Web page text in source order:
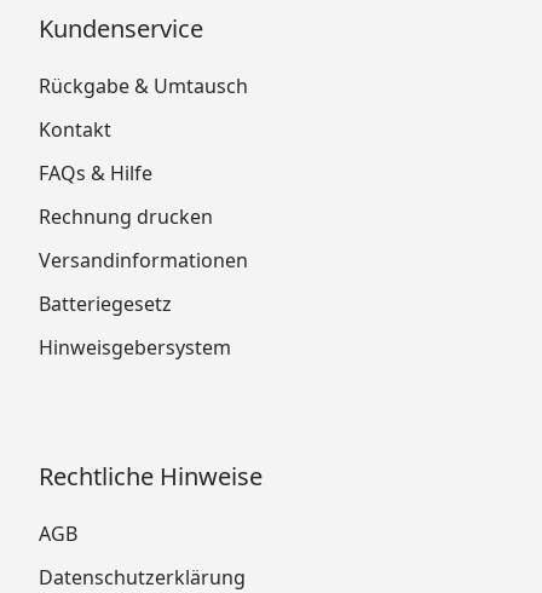
Kundenservice
Rückgabe & Umtausch
Kontakt
FAQs & Hilfe
Rechnung drucken
Versandinformationen
Batteriegesetz
Hinweisgebersystem
Rechtliche Hinweise
AGB
Datenschutzerklärung